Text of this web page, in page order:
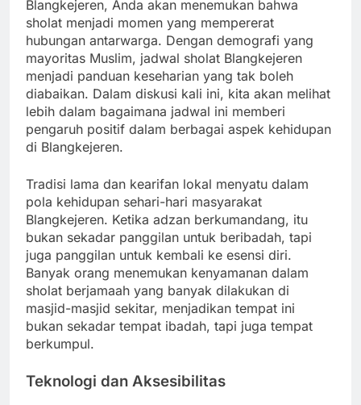
Blangkejeren, Anda akan menemukan bahwa
sholat menjadi momen yang mempererat
hubungan antarwarga. Dengan demografi yang
mayoritas Muslim, jadwal sholat Blangkejeren
menjadi panduan keseharian yang tak boleh
diabaikan. Dalam diskusi kali ini, kita akan melihat
lebih dalam bagaimana jadwal ini memberi
pengaruh positif dalam berbagai aspek kehidupan
di Blangkejeren.
Tradisi lama dan kearifan lokal menyatu dalam
pola kehidupan sehari-hari masyarakat
Blangkejeren. Ketika adzan berkumandang, itu
bukan sekadar panggilan untuk beribadah, tapi
juga panggilan untuk kembali ke esensi diri.
Banyak orang menemukan kenyamanan dalam
sholat berjamaah yang banyak dilakukan di
masjid-masjid sekitar, menjadikan tempat ini
bukan sekadar tempat ibadah, tapi juga tempat
berkumpul.
Teknologi dan Aksesibilitas